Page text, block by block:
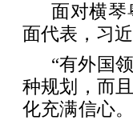
面对横琴
面代表，习
“有外国
种规划，而
化充满信心